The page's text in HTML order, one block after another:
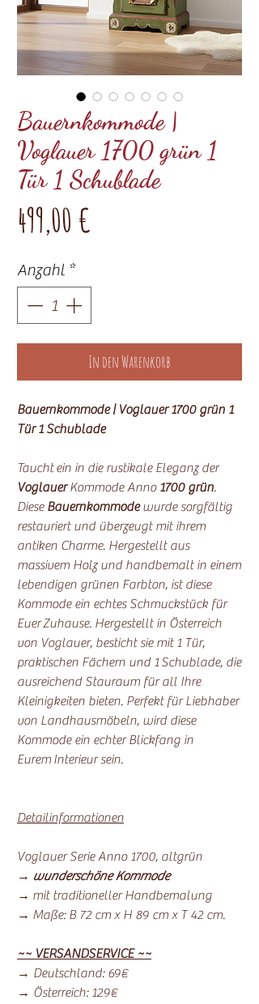
Bauernkommode |
Voglauer 1700 grün 1
Tür 1 Schublade
499,00 €
Anzahl *
In den Warenkorb
Bauernkommode | Voglauer 1700 grün 1
Tür 1 Schublade
Taucht ein in die rustikale Eleganz der
VoglauerKommode Anno 1700 grün.
Diese Bauernkommodewurde sorgfältig
restauriert und überzeugt mit ihrem
antiken Charme. Hergestellt aus
massivem Holz und handbemalt in einem
lebendigen grünen Farbton, ist diese
Kommode ein echtes Schmuckstück für
Euer Zuhause. Hergestellt in Österreich
von Voglauer, besticht sie mit 1 Tür,
praktischen Fächern und 1 Schublade, die
ausreichend Stauraum für all Ihre
Kleinigkeiten bieten. Perfekt für Liebhaber
von Landhausmöbeln, wird diese
Kommode ein echter Blickfang in
Eurem Interieur sein.
Detailinformationen
Voglauer Serie Anno 1700, altgrün
→ wunderschöne Kommode
→ mit traditioneller Handbemalung
→ Maße: B 72 cm x H 89 cm x T 42 cm.
~~ VERSANDSERVICE ~~
→ Deutschland: 69€
→ Österreich: 129€